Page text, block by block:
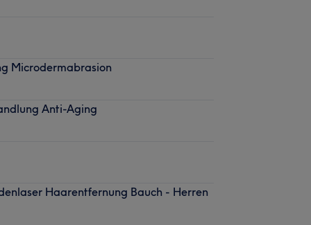
Microdermabrasion
Anti-Aging
Haarentfernung Bauch - Herren